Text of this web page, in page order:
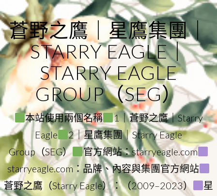
to
content
蒼野之鷹｜星鷹集團｜
STARRY EAGLE｜
STARRY EAGLE
GROUP（SEG）
本站使用兩個名稱
1｜蒼野之鷹｜Starry
Eagle
2｜星鷹集團｜Starry Eagle
Group（SEG）
官方網站：starryeagle.com
starryeagle.com：品牌、內容與集團官方網站
蒼野之鷹（Starry Eagle）：（2009–2023）
星